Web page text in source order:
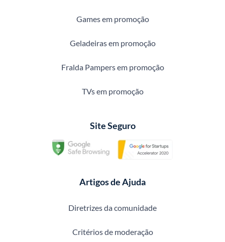
Games em promoção
Geladeiras em promoção
Fralda Pampers em promoção
TVs em promoção
Site Seguro
Artigos de Ajuda
Diretrizes da comunidade
Critérios de moderação